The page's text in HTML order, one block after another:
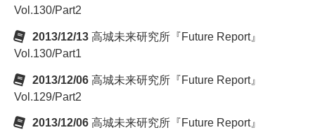
Vol.130/Part2
2013/12/13 高城未来研究所『Future Report』
Vol.130/Part1
2013/12/06 高城未来研究所『Future Report』
Vol.129/Part2
2013/12/06 高城未来研究所『Future Report』